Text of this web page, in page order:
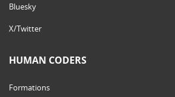
Bluesky
X/Twitter
HUMAN CODERS
Formations